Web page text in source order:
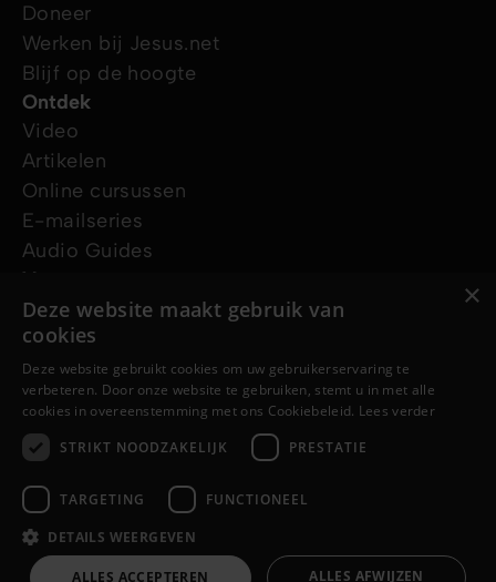
Doneer
Werken bij Jesus.net
Blijf op de hoogte
Ontdek
Video
Artikelen
Online cursussen
E-mailseries
Audio Guides
Vraag ons
Ik wil gebed
Ik heb een vraag
Vraag een gratis Bijbel aan
Volg ons
© Copyright 2026 Jesus.net Privacy Policy Cookie Policy
×
Deze website maakt gebruik van
cookies
Deze website gebruikt cookies om uw gebruikerservaring te
verbeteren. Door onze website te gebruiken, stemt u in met alle
cookies in overeenstemming met ons Cookiebeleid. Lees verder
STRIKT NOODZAKELIJK
PRESTATIE
TARGETING FUNCTIONEEL
DETAILS WEERGEVEN
ALLES ACCEPTEREN ALLES AFWIJZEN